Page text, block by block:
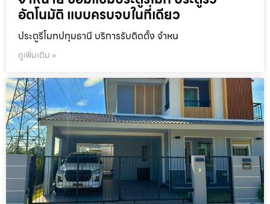
อัตโนมัติ แบบครบจบในที่เดียว
ประตูรีโมทปทุมธานี บริการรับติดตั้ง จำหน
ดูเพิ่มเติม »